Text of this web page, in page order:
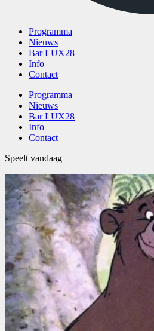
Programma
Nieuws
Bar LUX28
Info
Contact
Programma
Nieuws
Bar LUX28
Info
Contact
Speelt vandaag